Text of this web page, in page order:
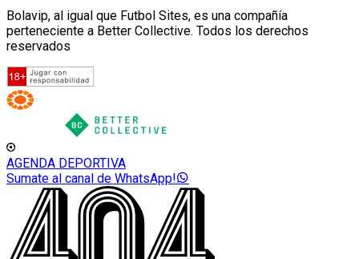
Bolavip, al igual que Futbol Sites, es una compañía
perteneciente a Better Collective. Todos los derechos
reservados
AGENDA DEPORTIVA
Sumate al canal de WhatsApp!